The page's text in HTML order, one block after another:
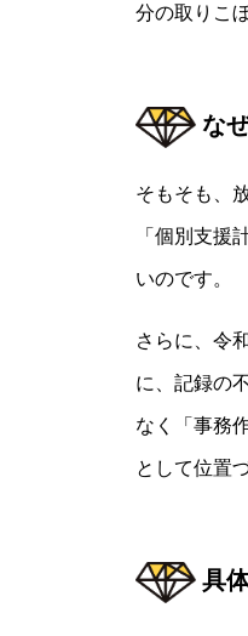
分の取りこ
な
そもそも、
「個別支援
いのです。
さらに、令
に、記録の
なく「事務
として位置
具